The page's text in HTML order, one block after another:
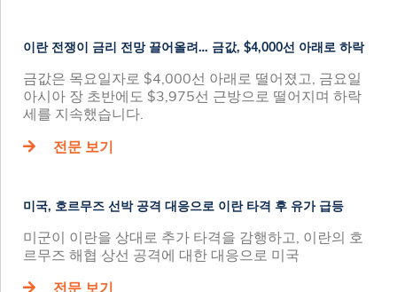
이란 전쟁이 금리 전망 끌어올려… 금값, $4,000선 아래로 하락
금값은 목요일자로 $4,000선 아래로 떨어졌고, 금요일
아시아 장 초반에도 $3,975선 근방으로 떨어지며 하락
세를 지속했습니다.
전문 보기
미국, 호르무즈 선박 공격 대응으로 이란 타격 후 유가 급등
미군이 이란을 상대로 추가 타격을 감행하고, 이란의 호
르무즈 해협 상선 공격에 대한 대응으로 미국
전문 보기